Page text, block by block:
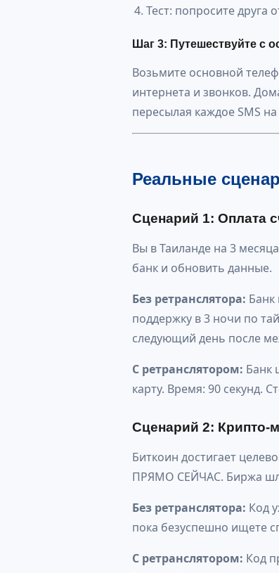
Тест: попросите
Шаг 3: Путешествуйте с
Возьмите основной
интернета и звонков.
пересылая каждое SMS
Реальные
Сценарий 1: Оплата
Вы в Таиланде на 3
банк и обновить данные.
Без ретранслятора: Банк
поддержку в 3 ночи по
следующий день после
С ретранслятором: Банк
карту. Время: 90 секунд.
Сценарий 2: Крипто-
Биткоин достигает
ПРЯМО СЕЙЧАС. Биржа
Без ретранслятора: Код
пока безуспешно ищете
С ретранслятором: Код